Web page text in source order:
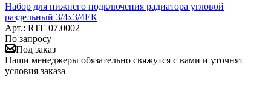
Набор для нижнего подключения радиатора угловой
раздельный 3/4х3/4ЕК
Арт.: RTE 07.0002
По запросу
Под заказ
Наши менеджеры обязательно свяжутся с вами и уточнят
условия заказа